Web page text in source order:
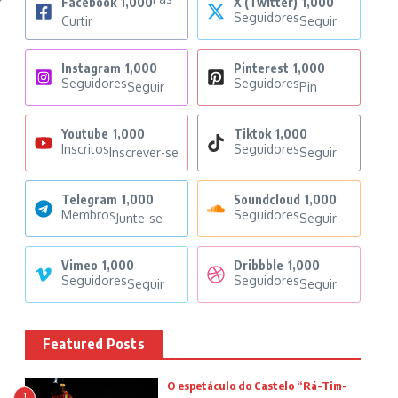
Curtir
SeguidoresSeguir
Instagram 1,000
SeguidoresSeguir
Pinterest 1,000
SeguidoresPin
Youtube 1,000
InscritosInscrever-se
Tiktok 1,000
SeguidoresSeguir
Telegram 1,000
MembrosJunte-se
Soundcloud 1,000
SeguidoresSeguir
Vimeo 1,000
SeguidoresSeguir
Dribbble 1,000
SeguidoresSeguir
Featured Posts
O espetáculo do Castelo “Rá-Tim-